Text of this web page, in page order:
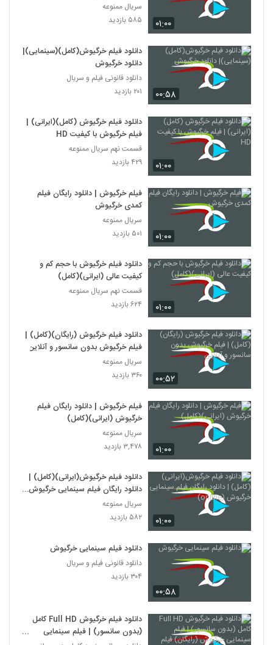
۰۱:۰۰
سریال ممنوعه
۵۸۵ بازدید
۰۰:۵۸
دانلود فیلم خرگیوش(کامل)(سینمایی)|
دانلود خرگیوش
دانلود قانونی فیلم و سریال
۲۰۱ بازدید
۰۱:۰۰
دانلود فیلم خرگیوش (کامل)(ایرانی) |
فیلم خرگیوش با کیفیت HD
قسمت نهم سریال ممنوعه
۴۲۹ بازدید
۰۱:۰۰
فیلم خرگیوش | دانلود رایگان فیلم
کمدی خرگیوش
سریال ممنوعه
۵۰۱ بازدید
۰۱:۰۰
دانلود فیلم خرگیوش با حجم کم و
کیفیت عالی (ایرانی)(کامل)
قسمت نهم سریال ممنوعه
۶۲۴ بازدید
۰۰:۵۲
دانلود فیلم خرگیوش (رایگان)(کامل) |
فیلم خرگیوش بدون سانسور و آنلاین
سریال ممنوعه
۳۶۰ بازدید
۰۱:۰۰
فیلم خرگیوش | دانلود رایگان فیلم
خرگیوش (ایرانی)(کامل)
سریال ممنوعه
۳,۴۷۸ بازدید
۰۱:۰۰
دانلود فیلم خرگیوش(ایرانی)(کامل) |
دانلود رایگان فیلم سینمایی خرگیوش
(online)
سریال ممنوعه
۵۸۲ بازدید
۰۰:۵۸
دانلود فیلم سینمایی خرگیوش
دانلود قانونی فیلم و سریال
۳۰۴ بازدید
دانلود فيلم خرگیوش Full HD کامل
(بدون سانسور) | فيلم سينمایی